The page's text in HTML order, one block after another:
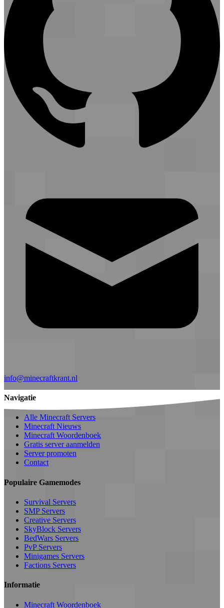
info@minecraftkrant.nl
Navigatie
Alle Minecraft Servers
Minecraft Nieuws
Minecraft Woordenboek
Gratis server aanmelden
Server promoten
Contact
Populaire Gamemodes
Survival Servers
SMP Servers
Creative Servers
SkyBlock Servers
BedWars Servers
PvP Servers
Minigames Servers
Factions Servers
Informatie
Minecraft Woordenboek